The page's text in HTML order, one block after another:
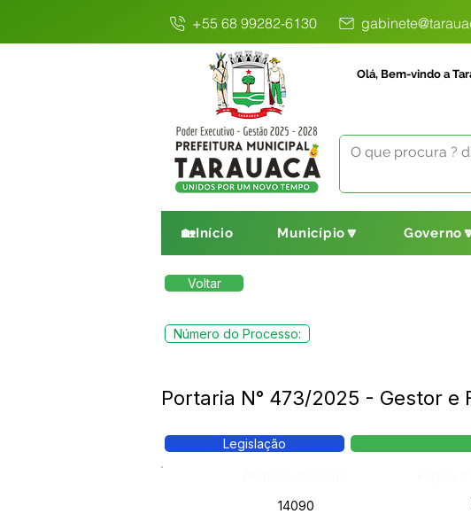
+55 68 99282-6130
Olá, Bem-vindo a
🏡Início Município🔽
Voltar
Número do Processo:
Portaria N° 473/2025 - Gestor e
Legislação
14090